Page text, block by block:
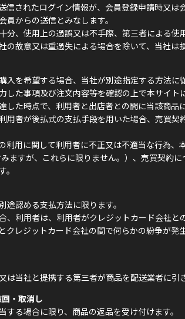
信されたログイン情報が、会員登録申請時又
からの送信とみなします。
分、使用上の過誤又は不手際、第三者による
の故意又は重過失による場合を除いて、当社は
入を希望する場合、当社が別途指定する方法に
した事項及び注文内容等を確認の上で本サイ
した時点で、利用者と出店者との間に当該商
用者が後払式の支払手段を用いた場合、売買
利用に関して利用者に不正又は不適当な行為
ますが、これらに限りません。）、売買契約
。
途認める支払方法に限ります。
、利用者は、利用者がクレジットカード会社
クレジットカード会社の間で何らかの紛争が
は当社と提携する第三者が商品を配送業者に引
・取消し
する場合に限り、商品の返品を受け付けます。